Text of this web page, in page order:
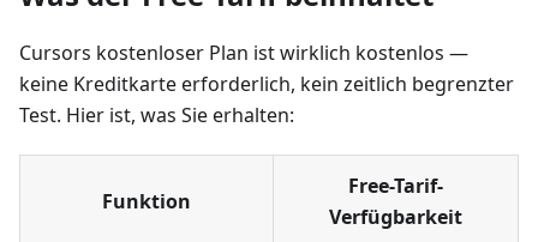
Cursors kostenloser Plan ist wirklich kostenlos —
keine Kreditkarte erforderlich, kein zeitlich begrenzter
Test. Hier ist, was Sie erhalten:
Funktion
Free-Tarif-
Verfügbarkeit